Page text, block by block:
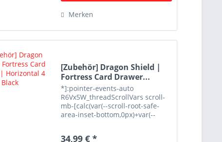
Merken
[Zubehör] Dragon Shield |
Fortress Card Drawer...
*]:pointer-events-auto
R6Vx5W_threadScrollVars scroll-
mb-[calc(var(--scroll-root-safe-
area-inset-bottom,0px)+var(--
34,99 € *